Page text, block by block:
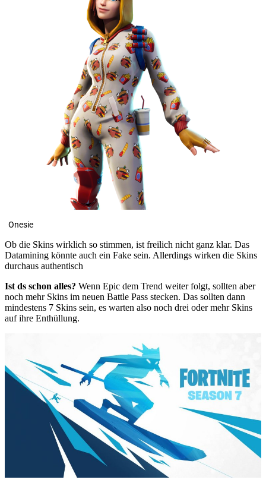
Onesie
Ob die Skins wirklich so stimmen, ist freilich nicht ganz klar. Das
Datamining könnte auch ein Fake sein. Allerdings wirken die Skins
durchaus authentisch
Ist ds schon alles? Wenn Epic dem Trend weiter folgt, sollten aber
noch mehr Skins im neuen Battle Pass stecken. Das sollten dann
mindestens 7 Skins sein, es warten also noch drei oder mehr Skins
auf ihre Enthüllung.